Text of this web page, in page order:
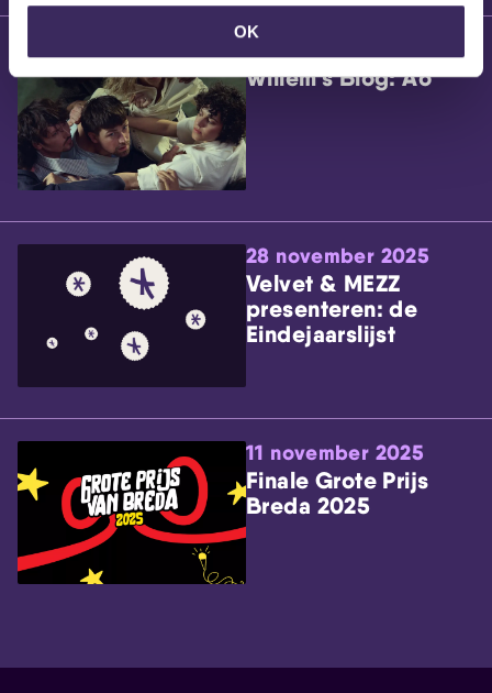
OK
Willem’s Blog: Ão
28 november 2025
Velvet & MEZZ
presenteren: de
Eindejaarslijst
11 november 2025
Finale Grote Prijs
Breda 2025